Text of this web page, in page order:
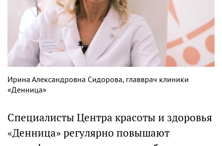
Ирина Александровна Сидорова, главврач клиники
«Денница»
Специалисты Центра красоты и здоровья
«Денница» регулярно повышают